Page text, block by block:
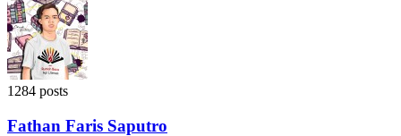
1284 posts
Fathan Faris Saputro